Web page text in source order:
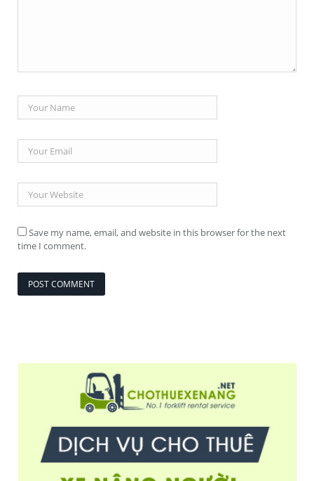
Save my name, email, and website in this browser for the next
time I comment.